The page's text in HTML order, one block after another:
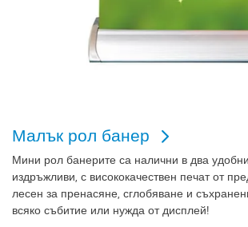
Малък рол банер
Мини рол банерите са налични в два
издръжливи, с висококачествен печат от
лесен за пренасяне, сглобяване и
всяко събитие или нужда от дисплей!